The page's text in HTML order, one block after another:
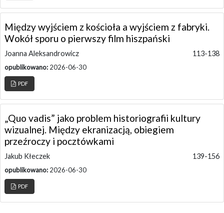
Między wyjściem z kościoła a wyjściem z fabryki.
Wokół sporu o pierwszy film hiszpański
Joanna Aleksandrowicz 113-138
opublikowano: 2026-06-30
PDF
„Quo vadis” jako problem historiografii kultury
wizualnej. Między ekranizacją, obiegiem
przeźroczy i pocztówkami
Jakub Kłeczek 139-156
opublikowano: 2026-06-30
PDF